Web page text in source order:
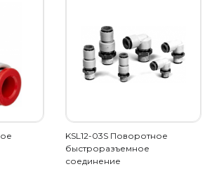
KSL12-03S Поворотное
быстроразъемное
соединение